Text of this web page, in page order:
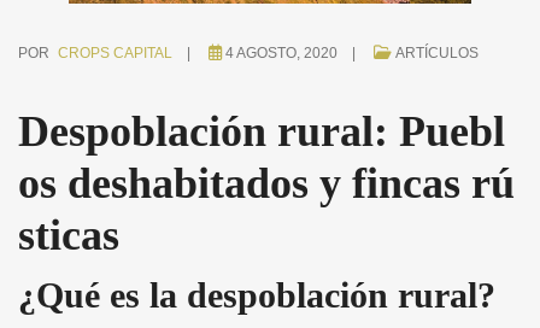
POR CROPS CAPITAL 4 AGOSTO, 2020 ARTÍCULOS
Despoblación rural: Puebl
os deshabitados y fincas rú
sticas
¿Qué es la despoblación rural?